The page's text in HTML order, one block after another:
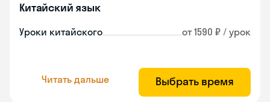
Китайский язык
Уроки китайского от 1590 ₽ / урок
Читать дальше Выбрать время